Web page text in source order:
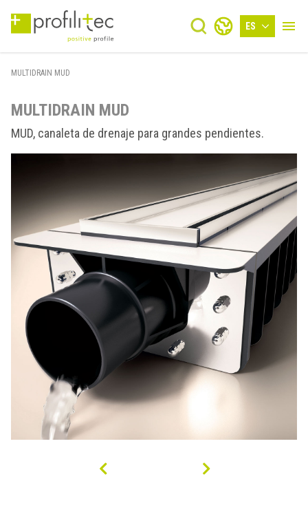
ES
MULTIDRAIN MUD
MULTIDRAIN MUD
MUD, canaleta de drenaje para grandes pendientes.